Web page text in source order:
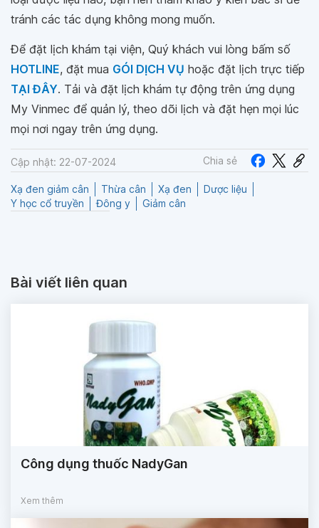
tránh các tác dụng không mong muốn.
Để đặt lịch khám tại viện, Quý khách vui lòng bấm số
HOTLINE, đặt mua GÓI DỊCH VỤ hoặc đặt lịch trực tiếp
TẠI ĐÂY. Tải và đặt lịch khám tự động trên ứng dụng
My Vinmec để quản lý, theo dõi lịch và đặt hẹn mọi lúc
mọi nơi ngay trên ứng dụng.
Cập nhật: 22-07-2024 Chia sẻ
Xạ đen giảm cân Thừa cân Xạ đen
Dược liệu
Y học cổ truyền
Đông y Giảm cân
Bài viết liên quan
Công dụng thuốc NadyGan
Xem thêm